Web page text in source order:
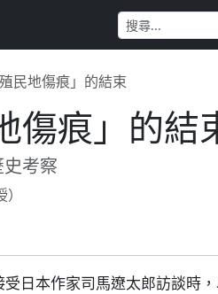
民地傷痕」的結束
傷痕」的結
考察
日本作家司馬遼太郎訪談時